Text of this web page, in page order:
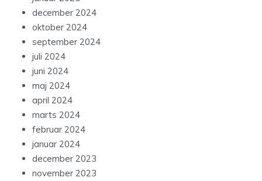
december 2024
oktober 2024
september 2024
juli 2024
juni 2024
maj 2024
april 2024
marts 2024
februar 2024
januar 2024
december 2023
november 2023